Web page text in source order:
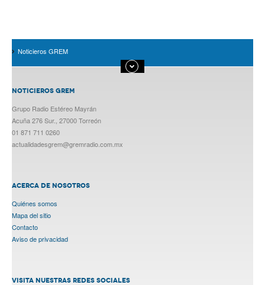
Noticieros GREM
NOTICIEROS GREM
Grupo Radio Estéreo Mayrán
Acuña 276 Sur., 27000 Torreón
01 871 711 0260
actualidadesgrem@gremradio.com.mx
ACERCA DE NOSOTROS
Quiénes somos
Mapa del sitio
Contacto
Aviso de privacidad
VISITA NUESTRAS REDES SOCIALES